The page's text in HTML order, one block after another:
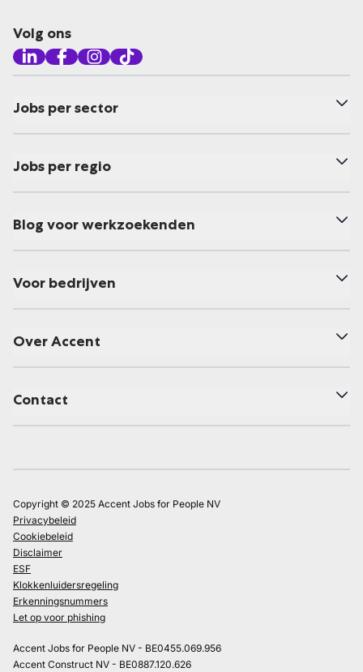
Volg ons
Jobs per sector
Jobs per regio
Blog voor werkzoekenden
Voor bedrijven
Over Accent
Contact
Copyright © 2025 Accent Jobs for People NV
Privacybeleid
Cookiebeleid
Disclaimer
ESF
Klokkenluidersregeling
Erkenningsnummers
Let op voor phishing
Accent Jobs for People NV - BE0455.069.956
Accent Construct NV - BE0887.120.626